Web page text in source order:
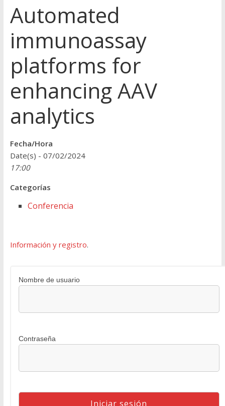
Automated
immunoassay
platforms for
enhancing AAV
analytics
Fecha/Hora
Date(s) - 07/02/2024
17:00
Categorías
Conferencia
Información y registro.
Nombre de usuario
Contraseña